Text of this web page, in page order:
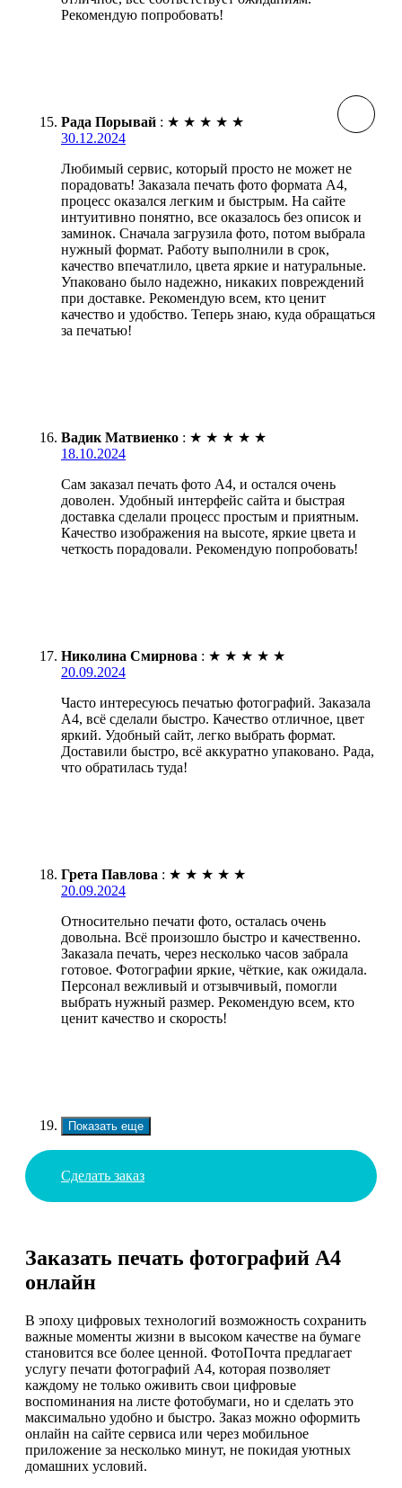
Рекомендую попробовать!
Рада Порывай : ★ ★ ★ ★ ★
30.12.2024
Любимый сервис, который просто не может не
порадовать! Заказала печать фото формата А4,
процесс оказался легким и быстрым. На сайте
интуитивно понятно, все оказалось без описок и
заминок. Сначала загрузила фото, потом выбрала
нужный формат. Работу выполнили в срок,
качество впечатлило, цвета яркие и натуральные.
Упаковано было надежно, никаких повреждений
при доставке. Рекомендую всем, кто ценит
качество и удобство. Теперь знаю, куда обращаться
за печатью!
Вадик Матвиенко : ★ ★ ★ ★ ★
18.10.2024
Сам заказал печать фото А4, и остался очень
доволен. Удобный интерфейс сайта и быстрая
доставка сделали процесс простым и приятным.
Качество изображения на высоте, яркие цвета и
четкость порадовали. Рекомендую попробовать!
Николина Смирнова : ★ ★ ★ ★ ★
20.09.2024
Часто интересуюсь печатью фотографий. Заказала
А4, всё сделали быстро. Качество отличное, цвет
яркий. Удобный сайт, легко выбрать формат.
Доставили быстро, всё аккуратно упаковано. Рада,
что обратилась туда!
Грета Павлова : ★ ★ ★ ★ ★
20.09.2024
Относительно печати фото, осталась очень
довольна. Всё произошло быстро и качественно.
Заказала печать, через несколько часов забрала
готовое. Фотографии яркие, чёткие, как ожидала.
Персонал вежливый и отзывчивый, помогли
выбрать нужный размер. Рекомендую всем, кто
ценит качество и скорость!
Показать еще
Сделать заказ
Заказать печать фотографий А4
онлайн
В эпоху цифровых технологий возможность сохранить
важные моменты жизни в высоком качестве на бумаге
становится все более ценной. ФотоПочта предлагает
услугу печати фотографий А4, которая позволяет
каждому не только оживить свои цифровые
воспоминания на листе фотобумаги, но и сделать это
максимально удобно и быстро. Заказ можно оформить
онлайн на сайте сервиса или через мобильное
приложение за несколько минут, не покидая уютных
домашних условий.